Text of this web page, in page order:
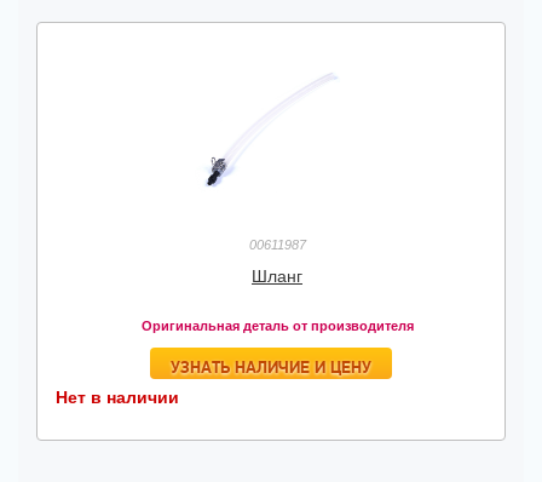
00611987
Шланг
Оригинальная деталь от производителя
УЗНАТЬ НАЛИЧИЕ И ЦЕНУ
Нет в наличии